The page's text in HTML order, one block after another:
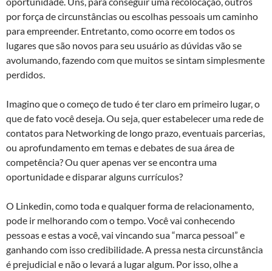
por força de circunstâncias ou escolhas pessoais um caminho
para empreender. Entretanto, como ocorre em todos os
lugares que são novos para seu usuário as dúvidas vão se
avolumando, fazendo com que muitos se sintam simplesmente
perdidos.
Imagino que o começo de tudo é ter claro em primeiro lugar, o
que de fato você deseja. Ou seja, quer estabelecer uma rede de
contatos para Networking de longo prazo, eventuais parcerias,
ou aprofundamento em temas e debates de sua área de
competência? Ou quer apenas ver se encontra uma
oportunidade e disparar alguns currículos?
O Linkedin, como toda e qualquer forma de relacionamento,
pode ir melhorando com o tempo. Você vai conhecendo
pessoas e estas a você, vai vincando sua “marca pessoal” e
ganhando com isso credibilidade. A pressa nesta circunstância
é prejudicial e não o levará a lugar algum. Por isso, olhe a